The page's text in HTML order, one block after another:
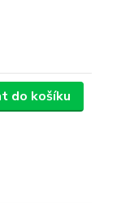
do košíku